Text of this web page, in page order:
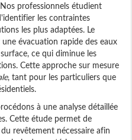
professionnels étudient
les contraintes
les plus adaptées. Le
évacuation rapide des eaux
ce qui diminue les
Cette approche sur mesure
, tant pour les particuliers que
à une analyse détaillée
Cette étude permet de
revêtement nécessaire afin